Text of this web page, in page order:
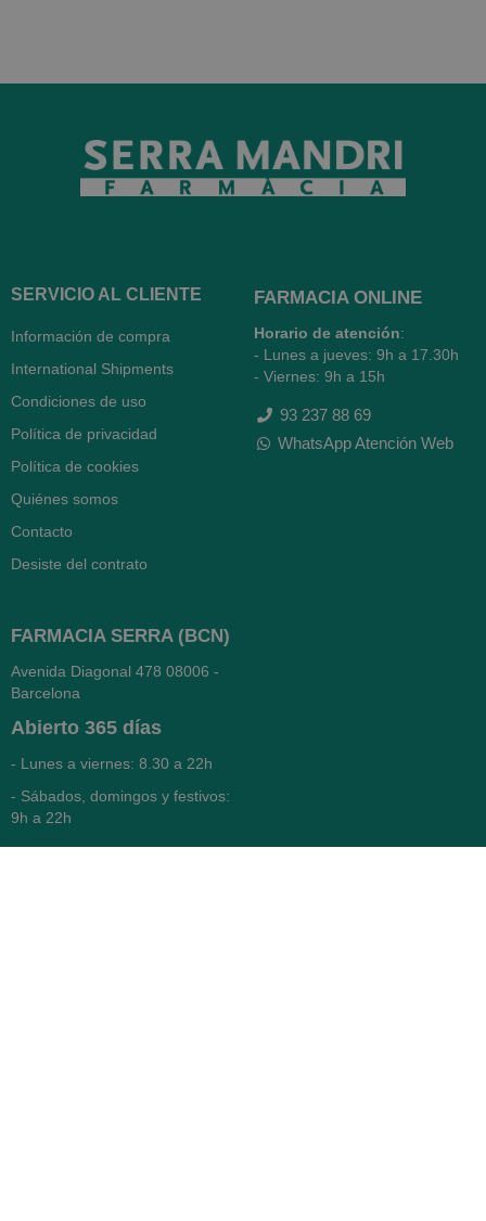
SERVICIO AL CLIENTE
Información de compra
International Shipments
Condiciones de uso
Política de privacidad
Política de cookies
Quiénes somos
Contacto
Desiste del contrato
FARMACIA ONLINE
Horario de atención:
- Lunes a jueves: 9h a 17.30h
- Viernes: 9h a 15h
93 237 88 69
WhatsApp Atención Web
FARMACIA SERRA (BCN)
Avenida Diagonal 478 08006 -
Barcelona
Abierto 365 días
- Lunes a viernes: 8.30 a 22h
- Sábados, domingos y festivos:
9h a 22h